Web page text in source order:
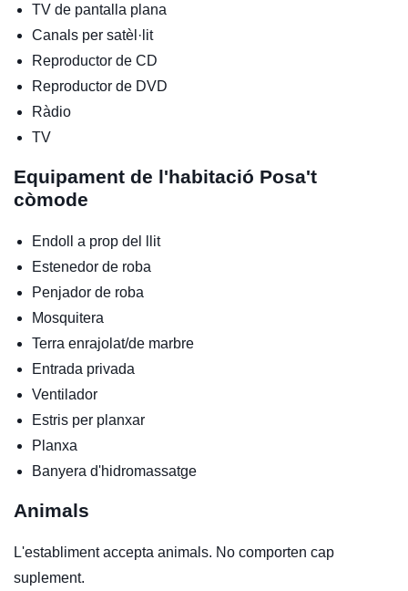
TV de pantalla plana
Canals per satèl·lit
Reproductor de CD
Reproductor de DVD
Ràdio
TV
Equipament de l'habitació Posa't
còmode
Endoll a prop del llit
Estenedor de roba
Penjador de roba
Mosquitera
Terra enrajolat/de marbre
Entrada privada
Ventilador
Estris per planxar
Planxa
Banyera d'hidromassatge
Animals
L'establiment accepta animals. No comporten cap
suplement.